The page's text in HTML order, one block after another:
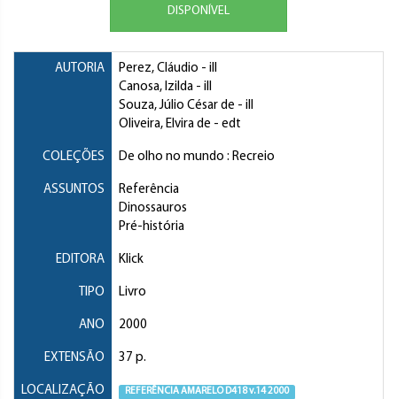
DISPONÍVEL
AUTORIA Perez, Cláudio - ill
Canosa, Izilda - ill
Souza, Júlio César de - ill
Oliveira, Elvira de - edt
COLEÇÕES De olho no mundo : Recreio
ASSUNTOS
Referência
Dinossauros
Pré-história
EDITORA Klick
TIPO Livro
ANO 2000
EXTENSÃO 37 p.
LOCALIZAÇÃO REFERÊNCIA AMARELO D418 v.14 2000